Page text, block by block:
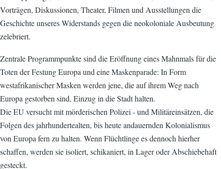
Vorträgen, Diskussionen, Theater, Filmen und Ausstellungen die
Geschichte unseres Widerstands gegen die neokoloniale Ausbeutung
zelebriert.
Zentrale Programmpunkte sind die Eröffnung eines Mahnmals für die
Toten der Festung Europa und eine Maskenparade: In Form
westafrikanischer Masken werden jene, die auf ihrem Weg nach
Europa gestorben sind, Einzug in die Stadt halten.
Die EU versucht mit mörderischen Polizei - und Militäreinsätzen, die
Folgen des jahrhundertealten, bis heute andauernden Kolonialismus
von Europa fern zu halten. Wenn Flüchtlinge es dennoch hierher
schaffen, werden sie isoliert, schikaniert, in Lager oder Abschiebehaft
gesteckt.